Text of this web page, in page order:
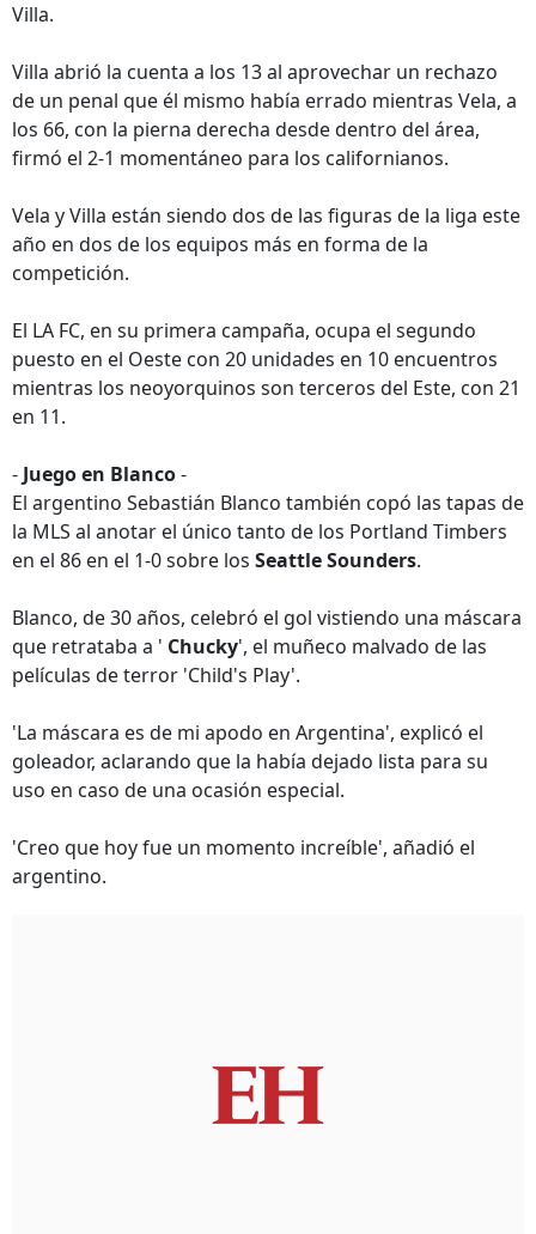
Villa.
Villa abrió la cuenta a los 13 al aprovechar un rechazo
de un penal que él mismo había errado mientras Vela, a
los 66, con la pierna derecha desde dentro del área,
firmó el 2-1 momentáneo para los californianos.
Vela y Villa están siendo dos de las figuras de la liga este
año en dos de los equipos más en forma de la
competición.
El LA FC, en su primera campaña, ocupa el segundo
puesto en el Oeste con 20 unidades en 10 encuentros
mientras los neoyorquinos son terceros del Este, con 21
en 11.
- Juego en Blanco-
El argentino Sebastián Blanco también copó las tapas de
la MLS al anotar el único tanto de los Portland Timbers
en el 86 en el 1-0 sobre los Seattle Sounders.
Blanco, de 30 años, celebró el gol vistiendo una máscara
que retrataba a ' Chucky', el muñeco malvado de las
películas de terror 'Child's Play'.
'La máscara es de mi apodo en Argentina', explicó el
goleador, aclarando que la había dejado lista para su
uso en caso de una ocasión especial.
'Creo que hoy fue un momento increíble', añadió el
argentino.